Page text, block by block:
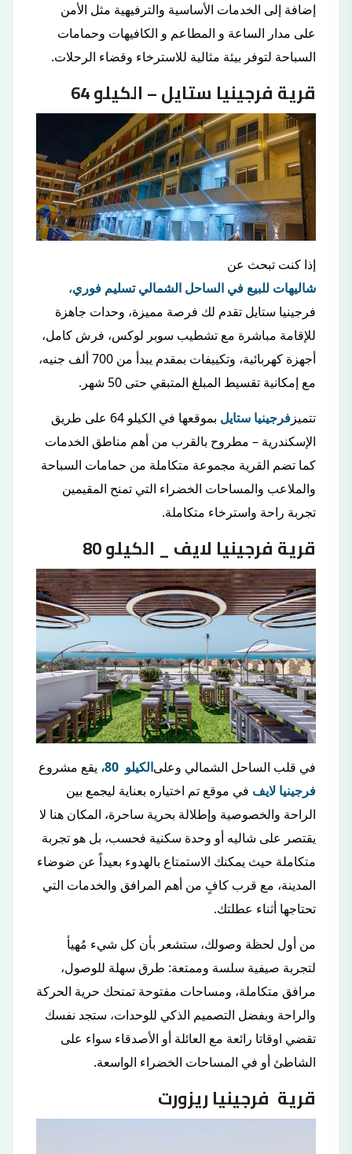
إضافة إلى الخدمات الأساسية والترفيهية مثل الأمن
على مدار الساعة و المطاعم و الكافيهات وحمامات
السباحة لتوفر بيئة مثالية للاسترخاء وقضاء الرحلات.
قرية فرجينيا ستايل – الكيلو 64
إذا كنت تبحث عن
شاليهات للبيع في الساحل الشمالي تسليم فوري،
فرجينيا ستايل تقدم لك فرصة مميزة، وحدات جاهزة
للإقامة مباشرة مع تشطيب سوبر لوكس، فرش كامل،
أجهزة كهربائية، وتكييفات بمقدم يبدأ من 700 ألف جنيه،
مع إمكانية تقسيط المبلغ المتبقي حتى 50 شهر.
تتميزفرجينيا ستايل
بموقعها في الكيلو 64 على طريق
الإسكندرية – مطروح بالقرب من أهم مناطق الخدمات
كما تضم القرية مجموعة متكاملة من حمامات السباحة
والملاعب والمساحات الخضراء التي تمنح المقيمين
تجربة راحة واسترخاء متكاملة.
قرية فرجينيا لايف _ الكيلو 80
في قلب الساحل الشمالي وعلىالكيلو 80،
يقع مشروع
فرجينيا لايف في موقع تم اختياره بعناية ليجمع بين
الراحة والخصوصية وإطلالة بحرية ساحرة، المكان هنا لا
يقتصر على شاليه أو وحدة سكنية فحسب، بل هو تجربة
متكاملة حيث يمكنك الاستمتاع بالهدوء بعيداً عن ضوضاء
المدينة، مع قرب كافٍ من أهم المرافق والخدمات التي
تحتاجها أثناء عطلتك.
من أول لحظة وصولك، ستشعر بأن كل شيء مُهيأ
لتجربة صيفية سلسة وممتعة: طرق سهلة للوصول،
مرافق متكاملة، ومساحات مفتوحة تمنحك حرية الحركة
والراحة وبفضل التصميم الذكي للوحدات، ستجد نفسك
تقضي اوقاتا رائعة مع العائلة أو الأصدقاء سواء على
الشاطئ أو في المساحات الخضراء الواسعة.
قرية فرجينيا ريزورت